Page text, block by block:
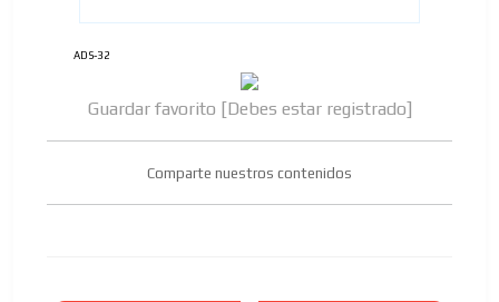
ADS-32
Guardar favorito [Debes estar registrado]
Comparte nuestros contenidos